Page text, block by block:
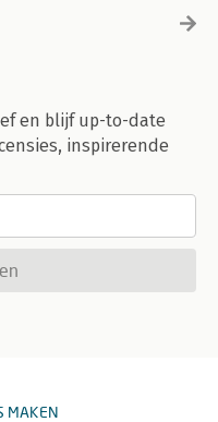
en blijf up-to-date
inspirerende
MAKEN